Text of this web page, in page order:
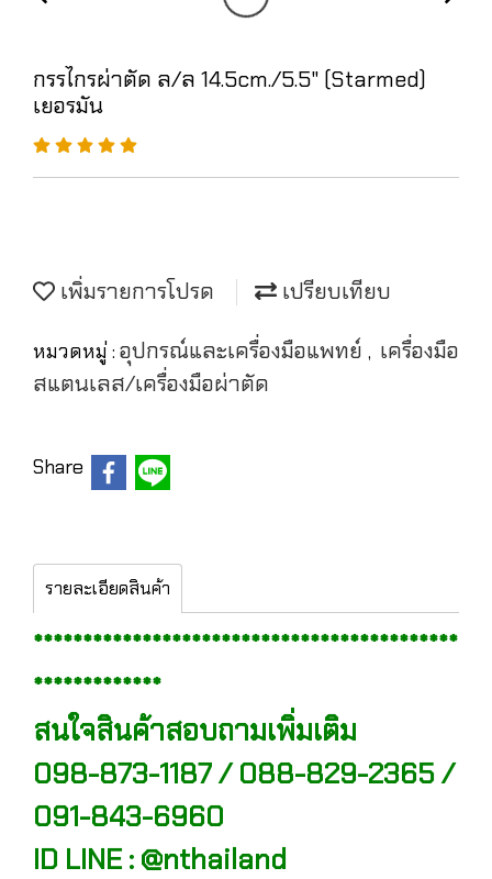
กรรไกรผ่าตัด ล/ล 14.5cm./5.5" (Starmed)
เยอรมัน
เพิ่มรายการโปรด เปรียบเทียบ
หมวดหมู่ : อุปกรณ์และเครื่องมือแพทย์ , เครื่องมือ
สแตนเลส/เครื่องมือผ่าตัด
Share
รายละเอียดสินค้า
*******************************************
*************
สนใจสินค้าสอบถามเพิ่มเติม
098-873-1187 / 088-829-2365 /
091-843-6960
ID LINE : @nthailand